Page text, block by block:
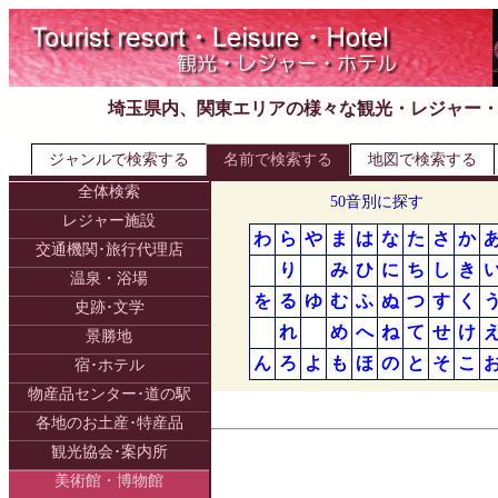
埼玉県内、関東エリアの様々な観光・レジャー
ジャンルで検索する 名前で検索する
地図で検索する
全体検索
レジャー施設
交通機関･旅行代理店
温泉・浴場
史跡･文学
景勝地
宿･ホテル
物産品センター･道の駅
各地のお土産･特産品
観光協会･案内所
美術館・博物館
50音別に探す
わ ら や ま は な た さ か
り
み ひ に ち し き
を る ゆ む ふ ぬ つ す く
れ
め へ ね て せ け
ん ろ よ も ほ の と そ こ